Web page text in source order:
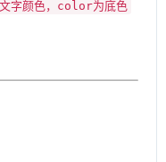
字颜色，color为底色